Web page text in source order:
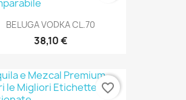
BELUGA VODKA CL.70
38,10 €
favorite_border